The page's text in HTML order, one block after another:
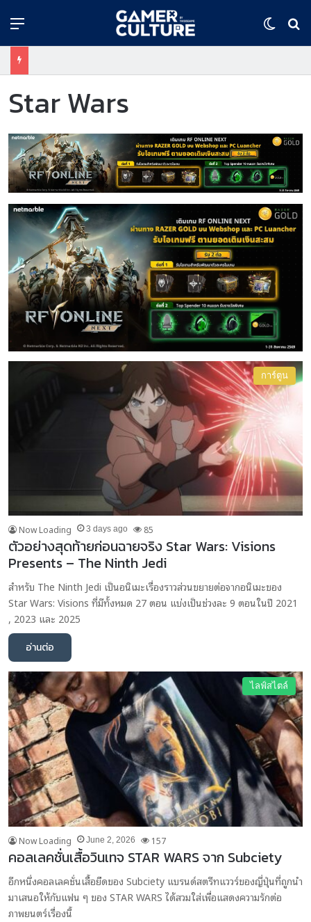
Star Wars
การ์ตูน
Now Loading 3 days ago 85
ตัวอย่างสุดท้ายก่อนฉายจริง Star Wars: Visions
Presents – The Ninth Jedi
สำหรับ The Ninth Jedi เป็นอนิเมะเรื่องราวส่วนขยายต่อจากอนิเมะของ
Star Wars: Visions ที่มีทั้งหมด 27 ตอน แบ่งเป็นช่วงละ 9 ตอนในปี 2021
, 2023 และ 2025
อ่านต่อ
ไลฟ์สไตล์
Now Loading June 2, 2026 157
คอลเลคชั่นเสื้อวินเทจ STAR WARS จาก Subciety
อีกหนึ่งคอลเลคชั่นเสื้อยืดของ Subciety แบรนด์สตรีทแววร์ของญี่ปุ่นที่ถูกนำ
มาเสนอให้กับแฟน ๆ ของ STAR WARS ได้สวมใส่เพื่อแสดงความรักต่อ
ภาพยนตร์เรื่องนี้